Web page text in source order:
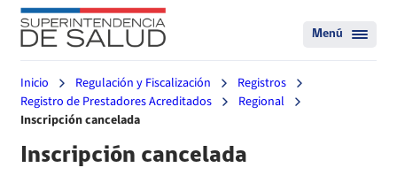
Menú
Inicio Regulación y Fiscalización
Registros
Registro de Prestadores Acreditados
Regional
Inscripción cancelada
Inscripción cancelada